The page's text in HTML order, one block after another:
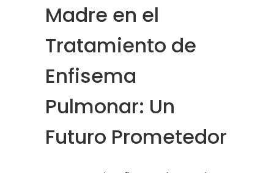
Madre en el
Tratamiento de
Enfisema
Pulmonar: Un
Futuro Prometedor